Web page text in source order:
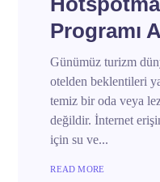
Programı
Günümüz turizm
otelden beklentileri
temiz bir oda veya
değildir. İnternet
için su ve...
READ MORE